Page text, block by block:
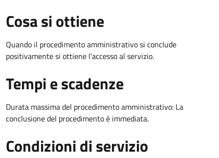
Cosa si ottiene
Quando il procedimento amministrativo si conclude
positivamente si ottiene l'accesso al servizio.
Tempi e scadenze
Durata massima del procedimento amministrativo: La
conclusione del procedimento è immediata.
Condizioni di servizio